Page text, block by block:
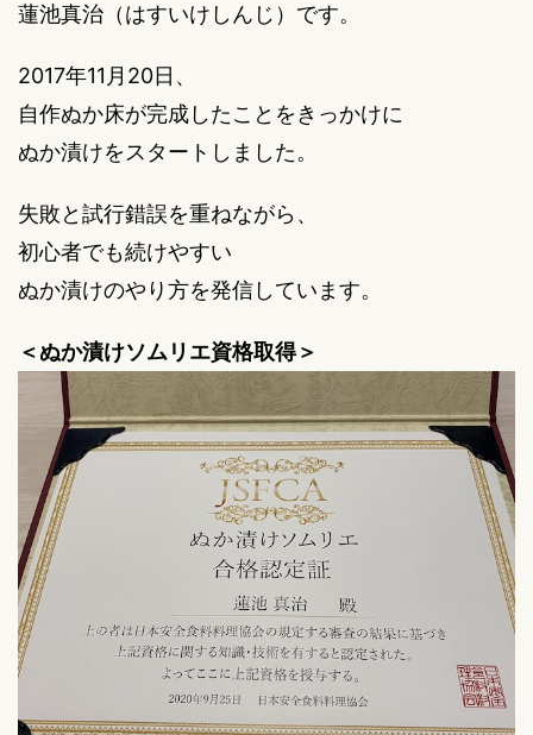
蓮池真治（はすいけしんじ）です。
2017年11月20日、
自作ぬか床が完成したことをきっかけに
ぬか漬けをスタートしました。
失敗と試行錯誤を重ねながら、
初心者でも続けやすい
ぬか漬けのやり方を発信しています。
＜ぬか漬けソムリエ資格取得＞